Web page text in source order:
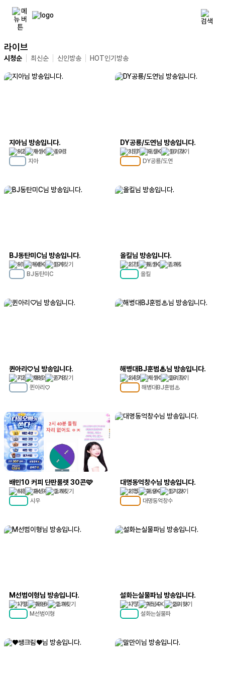
라이브
시청순 최신순 신인방송 HOT인기방송
지아님 방송입니다.
92 1.1K 496
지아
DY공룡/도연님 방송입니다.
357 3.5K 16.7K
DY공룡/도연
BJ동탄미C님 방송입니다.
91 1.4K 199
BJ동탄미C
올킬님 방송입니다.
271 6.1K 7.9K
올킬
퀸아리♡님 방송입니다.
72 982 778
퀸아리♡
해병대BJ훈범♨님 방송입니다.
243 1.1K 28.7K
해병대BJ훈범♨
배민10 커피 단판룰렛 30콘🩷
68 249 3.6K
시우
대명동억창수님 방송입니다.
215 2.9K 17.2K
대명동억창수
M선범이형님 방송입니다.
178 596 2.9K
M선범이형
설화는실물파님 방송입니다.
177 15.4K 28.1K
설화는실물파